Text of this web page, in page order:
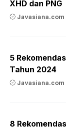
XHD dan PNG
Javasiana.com
5
Tahun 2024
Javasiana.com
8